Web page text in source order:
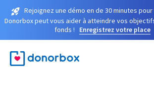
Rejoignez une démo en de 30 minutes
Donorbox peut vous aider à atteindre vos
fonds !
Enregistrez votre place